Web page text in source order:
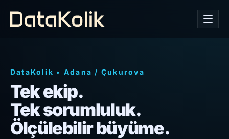
DataKolik • Adana / Çukurova
Tek ekip.
Tek sorumluluk.
Ölçülebilir büyüme.